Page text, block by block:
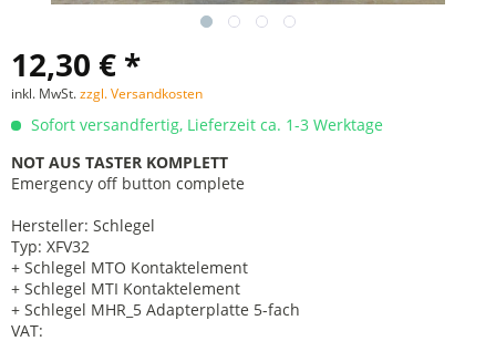
12,30 € *
inkl. MwSt.zzgl. Versandkosten
Sofort versandfertig, Lieferzeit ca. 1-3 Werktage
NOT AUS TASTER KOMPLETT
Emergency off button complete
Hersteller: Schlegel
Typ: XFV32
+ Schlegel MTO Kontaktelement
+ Schlegel MTI Kontaktelement
+ Schlegel MHR_5 Adapterplatte 5-fach
VAT: